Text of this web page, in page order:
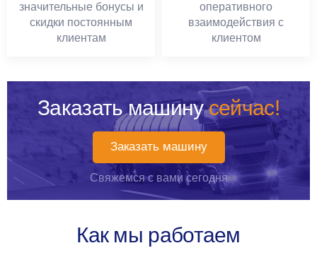
значительные бонусы и
скидки постоянным
клиентам
оперативного
взаимодействия с
клиентом
Заказать машинусейчас!
Заказать машину
Свяжемся с вами сегодня
Как мы работаем